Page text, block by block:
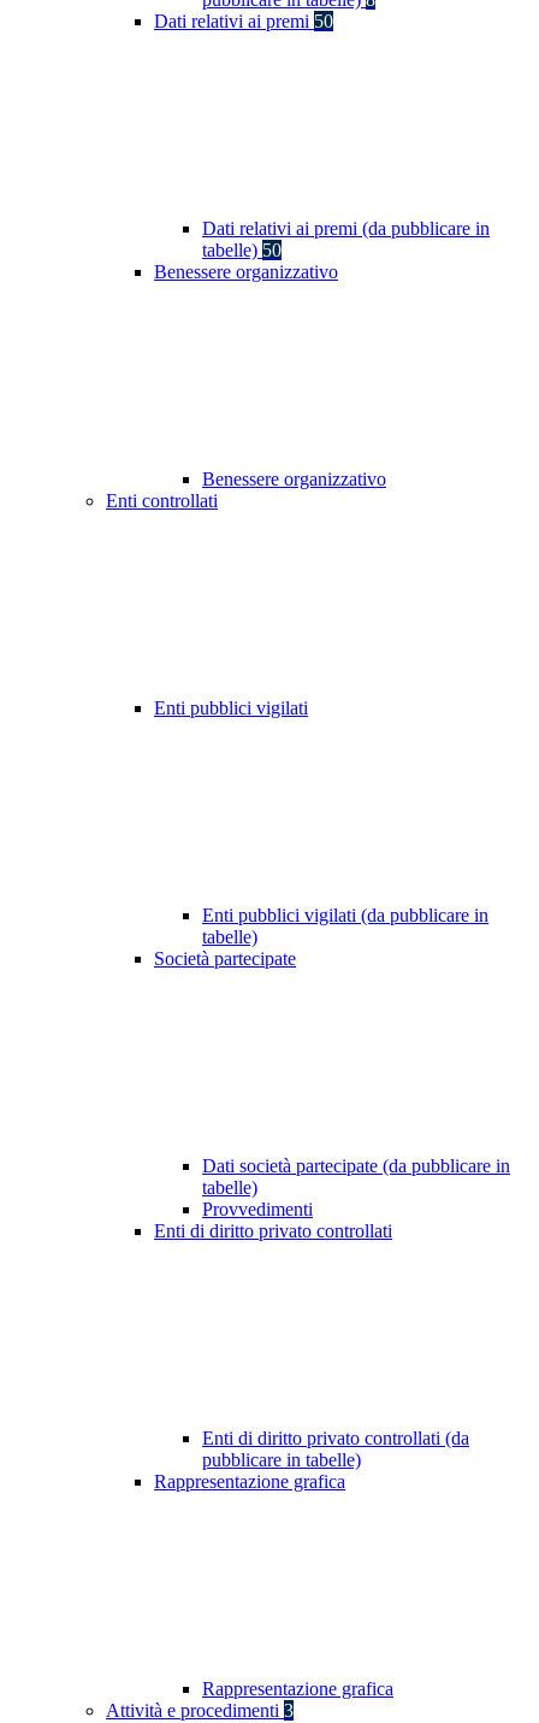
Dati relativi ai premi 50
Dati relativi ai premi (da pubblicare in
tabelle) 50
Benessere organizzativo
Benessere organizzativo
Enti controllati
Enti pubblici vigilati
Enti pubblici vigilati (da pubblicare in
tabelle)
Società partecipate
Dati società partecipate (da pubblicare in
tabelle)
Provvedimenti
Enti di diritto privato controllati
Enti di diritto privato controllati (da
pubblicare in tabelle)
Rappresentazione grafica
Rappresentazione grafica
Attività e procedimenti 3